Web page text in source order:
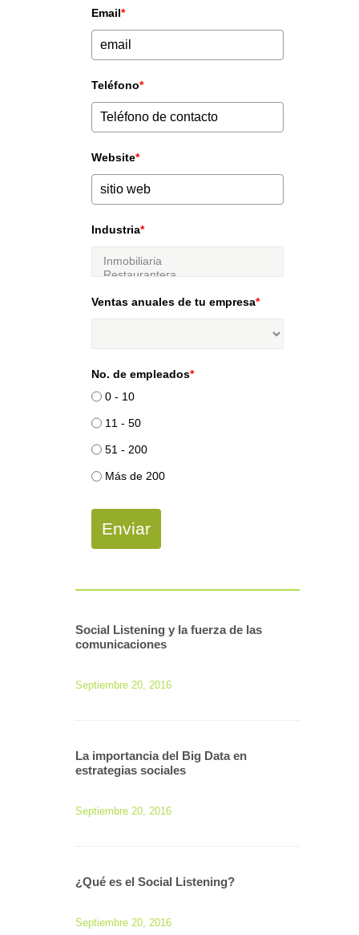
Email*
Teléfono*
Website*
Industria*
Ventas anuales de tu empresa*
No. de empleados*
0 - 10
11 - 50
51 - 200
Más de 200
Enviar
Social Listening y la fuerza de las
comunicaciones
Septiembre 20, 2016
La importancia del Big Data en
estrategias sociales
Septiembre 20, 2016
¿Qué es el Social Listening?
Septiembre 20, 2016